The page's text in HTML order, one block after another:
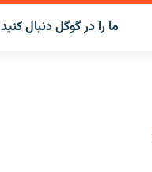
ما را در گوگل دنبال کنید